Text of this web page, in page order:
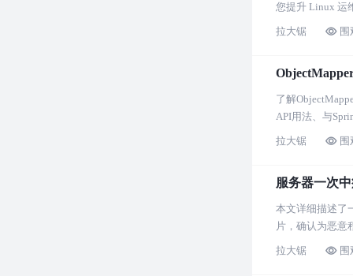
您提升 Linux 运
拉大锯 围
了解
API用法、与
拉大锯 围
服务器一次
本文详细描述了
片，确认为恶意
具有参考价值。
拉大锯 围